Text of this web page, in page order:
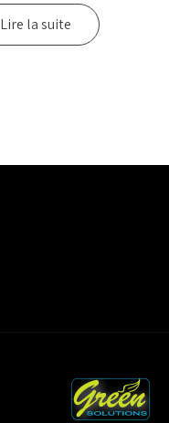
Lire la suite